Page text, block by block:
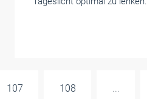
107 108 ...